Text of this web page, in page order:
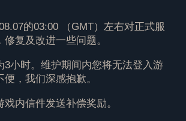
的03:00 （GMT）左右对正式服
复及改进一些问题。
3小时。维护期间内您将无法登入游
，我们深感抱歉。
内信件发送补偿奖励。